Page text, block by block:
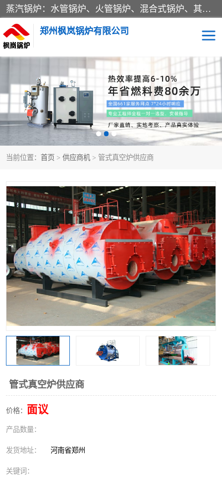
蒸汽锅炉：水管锅炉、火管锅炉、混合式锅炉、其他蒸汽锅炉； 热水锅炉：家用型集中供暖用热水锅炉、其他热水锅炉； 有机热载体锅炉； 船用蒸汽锅炉； （锅炉用辅助设备及装置）蒸汽冷凝器：表面冷凝器、混合式冷凝器、空冷式冷凝器、其他蒸汽冷凝器； 锅炉用辅助设备：节热器、蒸汽收集器、蓄能器、烟垢清除器、气体回收器、泥渣刮除器、空气预热器、其他锅炉用辅助设备；
郑州枫岚锅炉有限公司
当前位置： 首页 > 供应商机 > 管式真空炉供应商
管式真空炉供应商
价格： 面议
产品数量：
发货地址： 河南省郑州
关键词：